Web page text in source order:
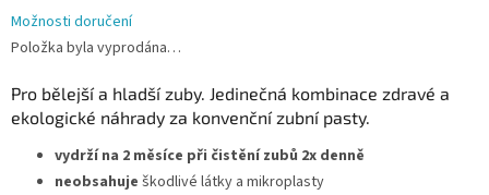
Možnosti doručení
Položka byla vyprodána…
Pro bělejší a hladší zuby. Jedinečná kombinace zdravé a
ekologické náhrady za konvenční zubní pasty.
vydrží na 2 měsíce při čistění zubů 2x denně
neobsahuje škodlivé látky a mikroplasty